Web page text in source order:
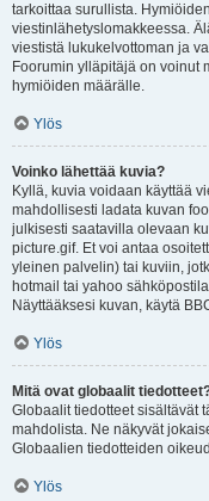
tarkoittaa surullista.
viestinlähetyslomakkeessa.
viestistä lukukelvottoman ja
Foorumin ylläpitäjä on voinut
hymiöiden määrälle.
Ylös
Voinko lähettää kuvia?
Kyllä, kuvia voidaan käyttää
mahdollisesti ladata kuvan
julkisesti saatavilla olevaan
picture.gif. Et voi antaa
yleinen palvelin) tai kuviin,
hotmail tai yahoo
Näyttääksesi kuvan, käytä
Ylös
Mitä ovat globaalit
Globaalit tiedotteet sisältävät
mahdolista. Ne näkyvät
Globaalien tiedotteiden
Ylös